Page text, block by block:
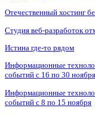
Отечественный хостинг
Студия веб-разработок
Истина где-то рядом
Информационные
событий с 16 по 30 ноября
Информационные
событий с 8 по 15 ноября